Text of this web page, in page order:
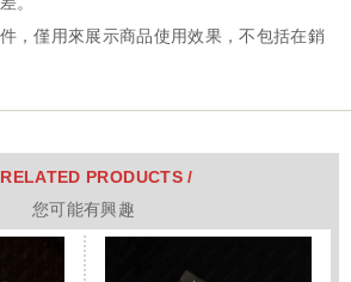
RELATED PRODUCTS /
您可能有興趣